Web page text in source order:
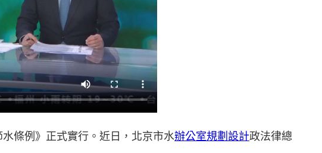
條例》正式實行。近日，北京市水辦公室規劃設計政法律總